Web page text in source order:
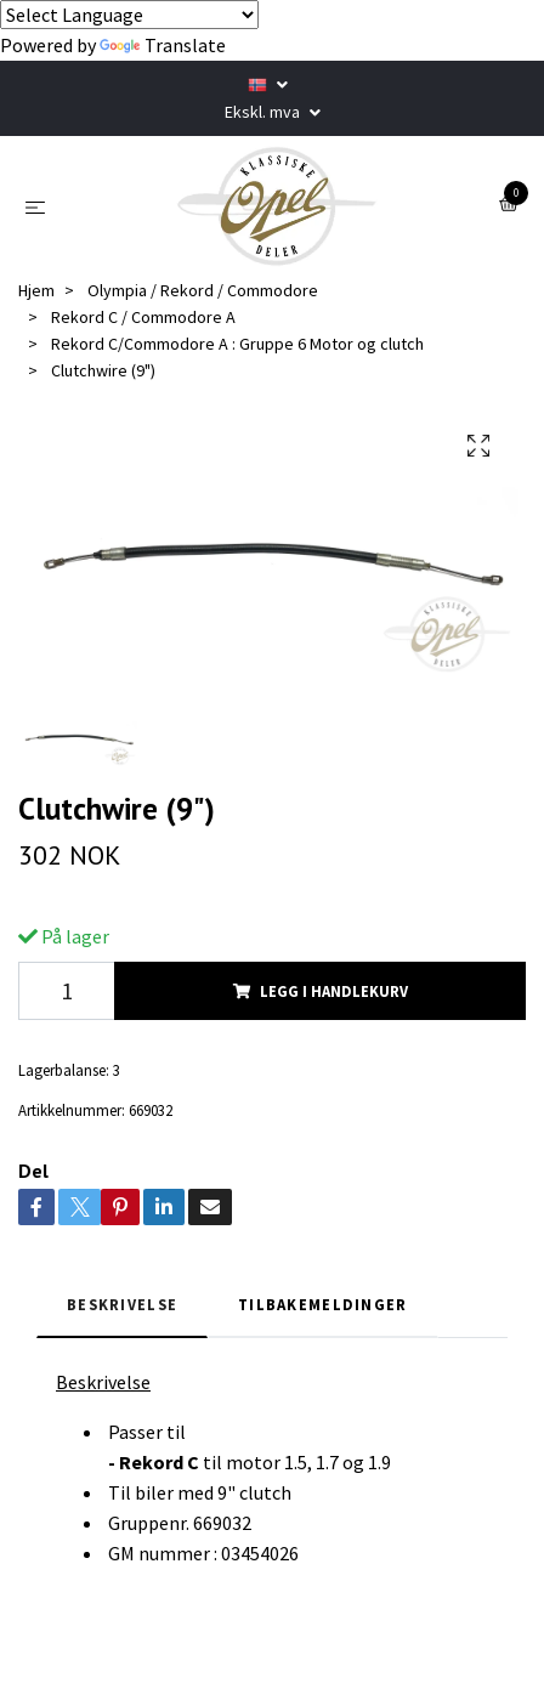
Powered by Translate
Ekskl. mva
0
Hjem
Olympia / Rekord / Commodore
Rekord C / Commodore A
Rekord C/Commodore A : Gruppe 6 Motor og clutch
Clutchwire (9")
Clutchwire (9")
302 NOK
På lager
LEGG I HANDLEKURV
Lagerbalanse: 3
Artikkelnummer: 669032
Del
BESKRIVELSE TILBAKEMELDINGER
Beskrivelse
Passer til
- Rekord C til motor 1.5, 1.7 og 1.9
Til biler med 9" clutch
Gruppenr. 669032
GM nummer : 03454026